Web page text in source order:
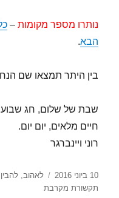
נותרו מספר מקומות –
הבא.
בין היתר תמצאו שם
שבת של שלום, חג
חיים מלאים, יום יום.
רוני ויינברגר
פורסם
בתאריך
10 ביוני 2016 תגיות
לאהוב,להבין
תקשורת מקרבת